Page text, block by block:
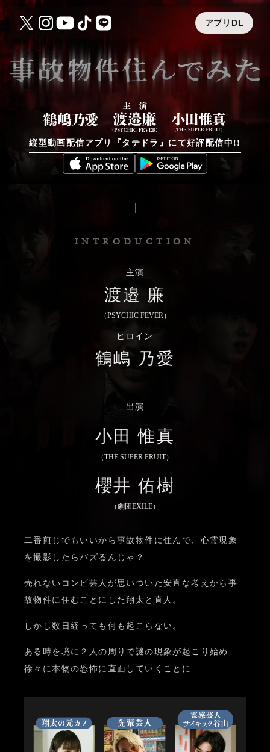
アプリDL
縦型動画配信アプリ『タテドラ』にて好評配信中!!
INTRODUCTION
主演
渡邉 廉
（PSYCHIC FEVER）
ヒロイン
鶴嶋 乃愛
出演
小田 惟真
（THE SUPER FRUIT）
櫻井 佑樹
（劇団EXILE）
二番煎じでもいいから事故物件に住んで、 心霊現象
を撮影したらバズるんじゃ？
売れないコンビ芸人が思いついた安直な考えから 事
故物件に住むことにした翔太と直人。
しかし数日経っても何も起こらない。
ある時を境に２人の周りで謎の現象が起こり始め…
徐々に本物の恐怖に直面していくことに…